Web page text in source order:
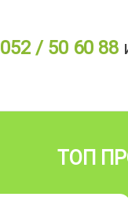
052 / 50 60 88
ТОП